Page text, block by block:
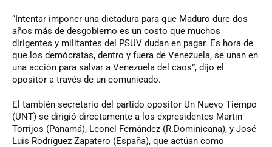
“Intentar imponer una dictadura para que Maduro dure dos
años más de desgobierno es un costo que muchos
dirigentes y militantes del PSUV dudan en pagar. Es hora de
que los demócratas, dentro y fuera de Venezuela, se unan en
una acción para salvar a Venezuela del caos”, dijo el
opositor a través de un comunicado.
El también secretario del partido opositor Un Nuevo Tiempo
(UNT) se dirigió directamente a los expresidentes Martin
Torrijos (Panamá), Leonel Fernández (R.Dominicana), y José
Luis Rodríguez Zapatero (España), que actúan como